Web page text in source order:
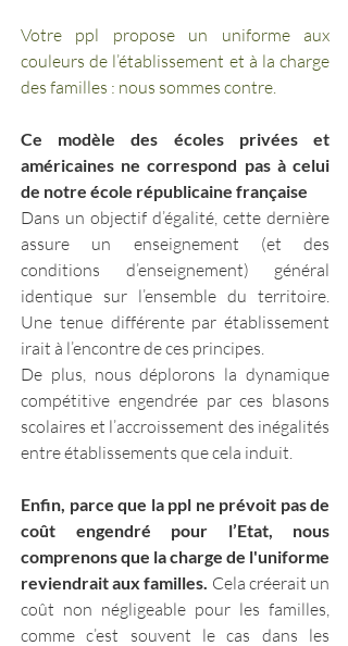
Votre ppl propose un uniforme aux
couleurs de l’établissement et à la charge
des familles : nous sommes contre.
Ce modèle des écoles privées et
américaines ne correspond pas à celui
de notre école républicaine française
Dans un objectif d’égalité, cette dernière
assure un enseignement (et des
conditions d’enseignement) général
identique sur l’ensemble du territoire.
Une tenue différente par établissement
irait à l’encontre de ces principes.
De plus, nous déplorons la dynamique
compétitive engendrée par ces blasons
scolaires et l’accroissement des inégalités
entre établissements que cela induit.
Enfin, parce que la ppl ne prévoit pas de
coût engendré pour l’Etat, nous
comprenons que la charge de l'uniforme
reviendrait aux familles. Cela créerait un
coût non négligeable pour les familles,
comme c’est souvent le cas dans les